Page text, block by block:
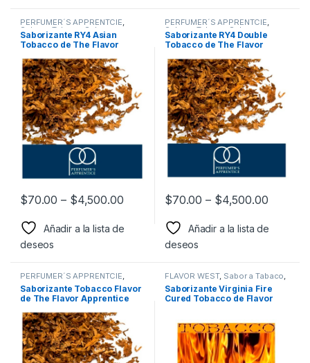
PERFUMER´S APPRENTCIE,
Sabor a Tabaco,Sabores
Tabaco,Saborizantes
Saborizante RY4 Asian
Tobacco de The Flavor
$70.00 – $4,500.00
Añadir a la lista de
deseos
PERFUMER´S APPRENTCIE,
Sabor a Tabaco,Sabores
Tabaco,Saborizantes
Saborizante RY4 Double
Tobacco de The Flavor
$70.00 – $4,500.00
Añadir a la lista de
deseos
PERFUMER´S APPRENTCIE,
Sabor a Tabaco Sabores
Tabaco,Saborizantes
Saborizante Tobacco Flavor
de The Flavor Apprentice
FLAVOR WEST, Sabor a Tabaco,
Sabores Tabaco Saborizantes
Saborizante Virginia Fire
Cured Tobacco de Flavor